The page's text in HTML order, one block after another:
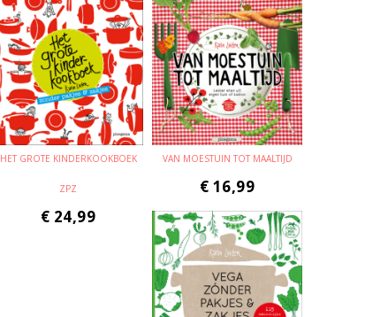
HET GROTE KINDERKOOKBOEK
ZPZ
€ 24,99
VAN MOESTUIN TOT MAALTIJD
€ 16,99